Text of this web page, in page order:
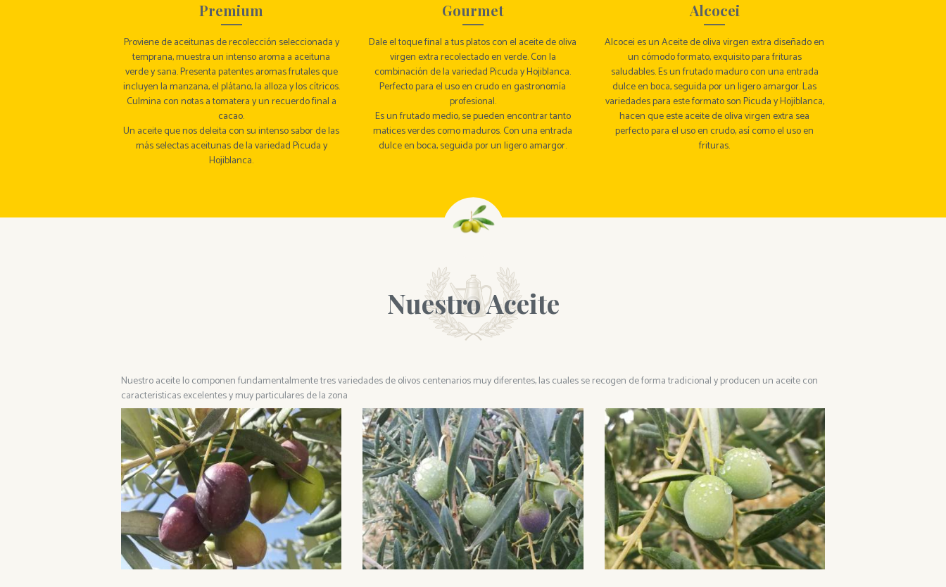
Premium
Proviene de aceitunas de recolección seleccionada y
temprana, muestra un intenso aroma a aceituna
verde y sana. Presenta patentes aromas frutales que
incluyen la manzana, el plátano, la alloza y los cítricos.
Culmina con notas a tomatera y un recuerdo final a
cacao.
Un aceite que nos deleita con su intenso sabor de las
más selectas aceitunas de la variedad Picuda y
Hojiblanca.
Gourmet
Dale el toque final a tus platos con el aceite de oliva
virgen extra recolectado en verde. Con la
combinación de la variedad Picuda y Hojiblanca.
Perfecto para el uso en crudo en gastronomía
profesional.
Es un frutado medio, se pueden encontrar tanto
matices verdes como maduros. Con una entrada
dulce en boca, seguida por un ligero amargor.
Alcocei
Alcocei es un Aceite de oliva virgen extra diseñado en
un cómodo formato, exquisito para frituras
saludables. Es un frutado maduro con una entrada
dulce en boca, seguida por un ligero amargor. Las
variedades para este formato son Picuda y Hojiblanca,
hacen que este aceite de oliva virgen extra sea
perfecto para el uso en crudo, así como el uso en
frituras.
Nuestro Aceite
Nuestro aceite lo componen fundamentalmente tres variedades de olivos centenarios muy diferentes, las cuales se recogen de forma tradicional y producen un aceite con
caracteristicas excelentes y muy particulares de la zona